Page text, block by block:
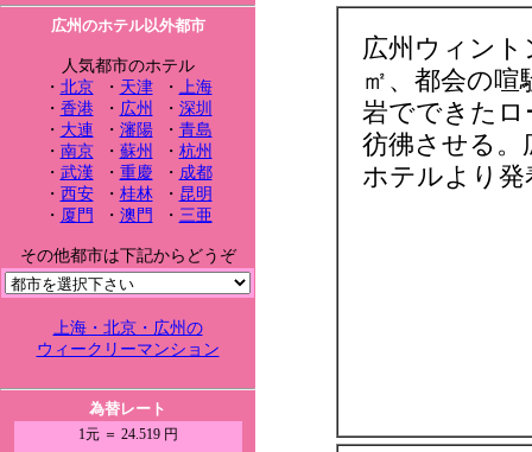
広州のホテル以外都市
人気都市のホテル
・ 北京・ 天津・ 上海
・ 香港・ 広州 ・ 深圳
・ 大連 ・ 瀋陽・ 青島
・ 南京・ 蘇州 ・ 杭州
・ 武漢 ・ 重慶 ・ 成都
・ 西安・ 桂林・ 昆明
・ 厦門 ・ 澳門 ・ 三亜
その他都市は下記からどうぞ
上海・北京・広州の
ウィークリーマンション
為替レート
1元 ＝ 24.519 円
広州ウィント
㎡、都会の
岩でできたロ
彷彿させる。
ホテルより発